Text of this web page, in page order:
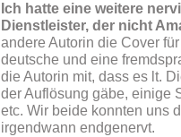
Ich hatte eine weitere
Dienstleister, der nicht
andere Autorin die Cover
deutsche und eine
die Autorin mit, dass es lt.
der Auflösung gäbe, einige
etc. Wir beide konnten uns
irgendwann endgenervt.